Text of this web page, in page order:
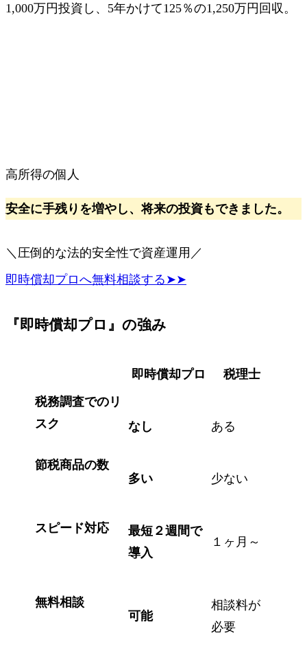
1,000万円投資し、5年かけて125％の1,250万円回収。
高所得の個人
安全に手残りを増やし、将来の投資もできました。
＼圧倒的な法的安全性で資産運用／
即時償却プロへ無料相談する➤➤
『即時償却プロ』の強み
即時償却プロ
税理士
税務調査でのリ
スク
なし ある
節税商品の数
多い
少ない
スピード対応
最短２週間で
導入
１ヶ月～
無料相談
可能
相談料が
必要